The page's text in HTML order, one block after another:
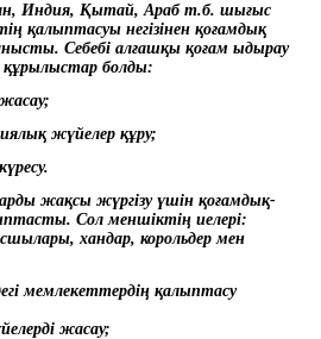
Индия, Қытай, Араб т.б. шығыс
қалыптасуы негізінен қоғамдық
Себебі алғашқы қоғам ыдырау
құрылыстар болды:
жүйелер құру;
жақсы жүргізу үшін қоғамдық-
Сол меншіктің иелері:
хандар, корольдер мен
мемлекеттердің қалыптасу
жасау;